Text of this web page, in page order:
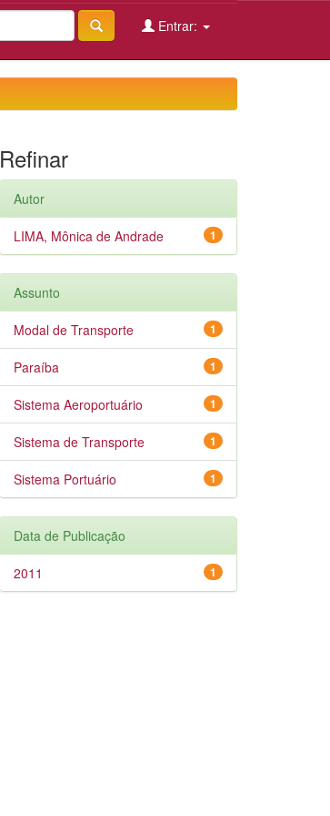
Entrar:
Refinar
Autor
1
LIMA, Mônica de Andrade
Assunto
1
Modal de Transporte
1
Paraíba
1
Sistema Aeroportuário
1
Sistema de Transporte
1
Sistema Portuário
Data de Publicação
1
2011